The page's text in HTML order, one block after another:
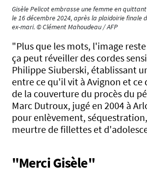
Gisèle Pelicot embrasse une femme en
le 16 décembre 2024, après la plaidoirie finale
ex-mari. © Clément Mahoudeau / AFP
"Plus que les mots, l'image
ça peut réveiller des cordes
Philippe Siuberski, établissant
entre ce qu'il vit à Avignon et ce
de la couverture du procès du
Marc Dutroux, jugé en 2004 à
pour enlèvement,
meurtre de fillettes et
"Merci Gisèle"